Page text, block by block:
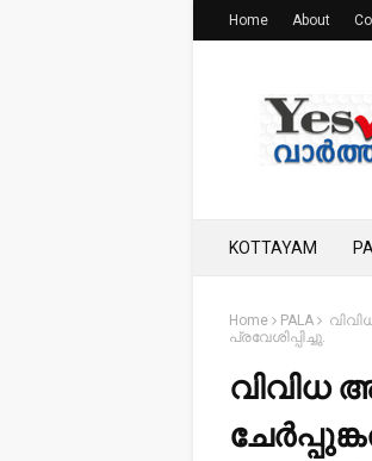
Home About
KOTTAYAM
Home PALA
പ്രവേശിപ്പിച്ചു.
വിവിധ